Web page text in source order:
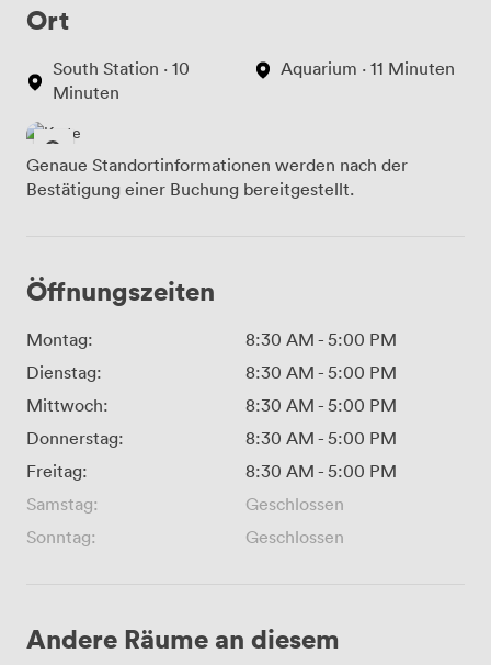
Ort
South Station · 10
Minuten
Aquarium · 11 Minuten
Genaue Standortinformationen werden nach der
Bestätigung einer Buchung bereitgestellt.
Öffnungszeiten
Montag: 8:30 AM - 5:00 PM
Dienstag:
8:30 AM - 5:00 PM
Mittwoch:
8:30 AM - 5:00 PM
Donnerstag:
8:30 AM - 5:00 PM
Freitag:
8:30 AM - 5:00 PM
Samstag:
Geschlossen
Sonntag:
Geschlossen
Andere Räume an diesem